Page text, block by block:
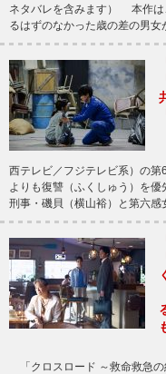
ネタバレを含みます） 本作は
るはずのなかった歳の差の男
西テレビ／フジテレビ系）の
よりも復讐（ふくしゅう）を
刑事・磯貝（横山裕）と第六
「クロスロード ～救命救急